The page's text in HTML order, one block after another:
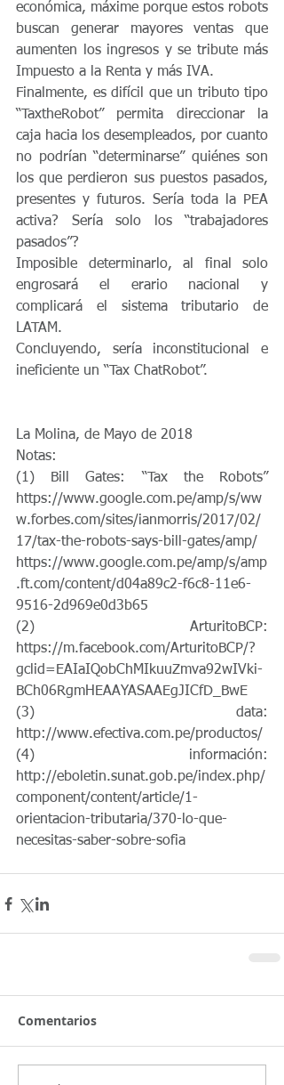
económica, máxime porque estos robots
buscan generar mayores ventas que
aumenten los ingresos y se tribute más
Impuesto a la Renta y más IVA.
Finalmente, es difícil que un tributo tipo
“TaxtheRobot” permita direccionar la
caja hacia los desempleados, por cuanto
no podrían “determinarse” quiénes son
los que perdieron sus puestos pasados,
presentes y futuros. Sería toda la PEA
activa? Sería solo los “trabajadores
pasados”?
Imposible determinarlo, al final solo
engrosará el erario nacional y
complicará el sistema tributario de
LATAM.
Concluyendo, sería inconstitucional e
ineficiente un “Tax ChatRobot”.
La Molina, de Mayo de 2018
Notas:
(1) Bill Gates: “Tax the Robots”
https://www.google.com.pe/amp/s/ww
w.forbes.com/sites/ianmorris/2017/02/
17/tax-the-robots-says-bill-gates/amp/
https://www.google.com.pe/amp/s/amp
.ft.com/content/d04a89c2-f6c8-11e6-
9516-2d969e0d3b65
(2) ArturitoBCP:
https://m.facebook.com/ArturitoBCP/?
gclid=EAIaIQobChMIkuuZmva92wIVki-
BCh06RgmHEAAYASAAEgJICfD_BwE
(3) data:
http://www.efectiva.com.pe/productos/
(4) información:
http://eboletin.sunat.gob.pe/index.php/
component/content/article/1-
orientacion-tributaria/370-lo-que-
necesitas-saber-sobre-sofia
Comentarios